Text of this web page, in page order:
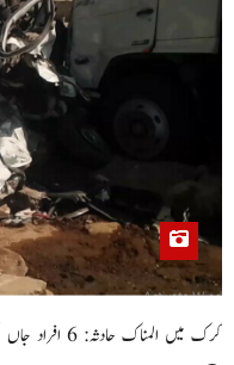
کرک میں المناک حادثہ: 6 افراد جاں بحق، متعدد زخمی